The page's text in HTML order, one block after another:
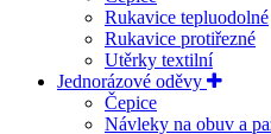
Rukavice tepluodolné
Rukavice protiřezné
Utěrky textilní
Jednorázové oděvy
Čepice
Návleky na obuv a